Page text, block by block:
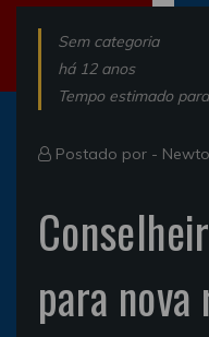
Sem categoria
há 12 anos
Tempo estimado
Postado por -
para nova